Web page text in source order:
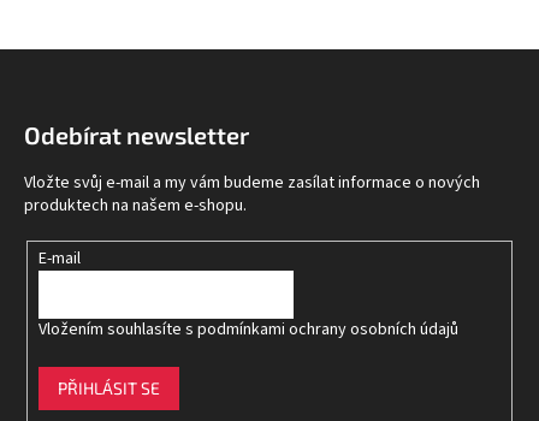
Odebírat newsletter
Vložte svůj e-mail a my vám budeme zasílat informace o nových
produktech na našem e-shopu.
E-mail
Vložením souhlasíte s podmínkami ochrany osobních údajů
PŘIHLÁSIT SE